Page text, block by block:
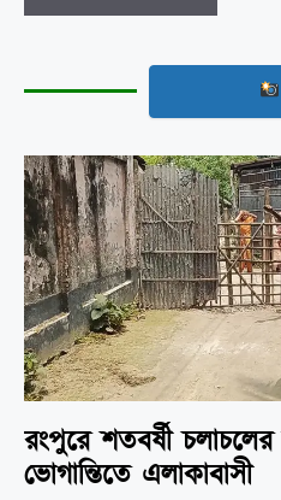
রংপুরে শতবর্ষী
ভোগান্তিতে এলাকাবাসী